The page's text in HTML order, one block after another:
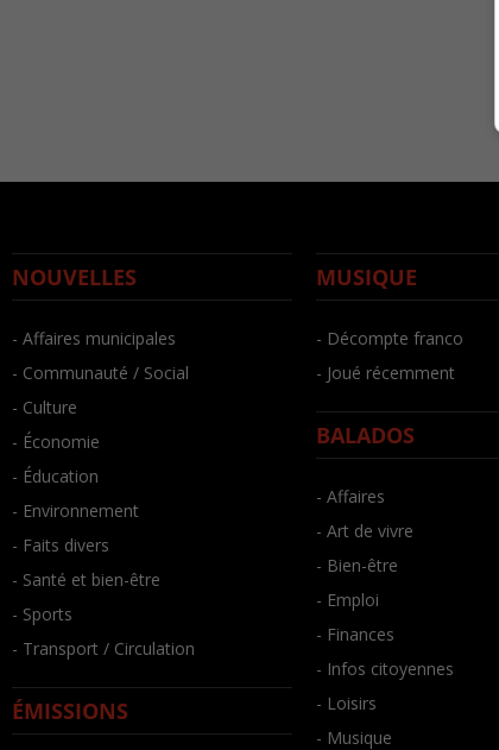
NOUVELLES
- Affaires municipales
- Communauté / Social
- Culture
- Économie
- Éducation
- Environnement
- Faits divers
- Santé et bien-être
- Sports
- Transport / Circulation
ÉMISSIONS
MUSIQUE
- Décompte franco
- Joué récemment
BALADOS
- Affaires
- Art de vivre
- Bien-être
- Emploi
- Finances
- Infos citoyennes
- Loisirs
- Musique